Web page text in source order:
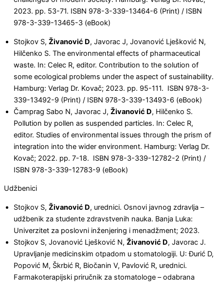
2023. pp. 53-71. ISBN 978-3-339-13464-6 (Print) / ISBN
978-3-339-13465-3 (eBook)
Stojkov S, Živanović D, Javorac J, Jovanović Lješković N,
Hilčenko S. The environmental effects of pharmaceutical
waste. In: Celec R, editor. Contribution to the solution of
some ecological problems under the aspect of sustainability.
Hamburg: Verlag Dr. Kovač; 2023. pp. 95-111. ISBN 978-3-
339-13492-9 (Print) / ISBN 978-3-339-13493-6 (eBook)
Čamprag Sabo N, Javorac J, Živanović D, Hilčenko S.
Pollution by pollen as suspended particles. In: Celec R,
editor. Studies of environmental issues through the prism of
integration into the wider environment. Hamburg: Verlag Dr.
Kovač; 2022. pp. 7-18. ISBN 978-3-339-12782-2 (Print) /
ISBN 978-3-339-12783-9 (eBook)
Udžbenici
Stojkov S, Živanović D, urednici. Osnovi javnog zdravlja –
udžbenik za studente zdravstvenih nauka. Banja Luka:
Univerzitet za poslovni inženjering i menadžment; 2023.
Stojkov S, Jovanović Lješković N, Živanović D, Javorac J.
Upravljanje medicinskim otpadom u stomatologiji. U: Đurić D,
Popović M, Škrbić R, Biočanin V, Pavlović R, urednici.
Farmakoterapijski priručnik za stomatologe – odabrana